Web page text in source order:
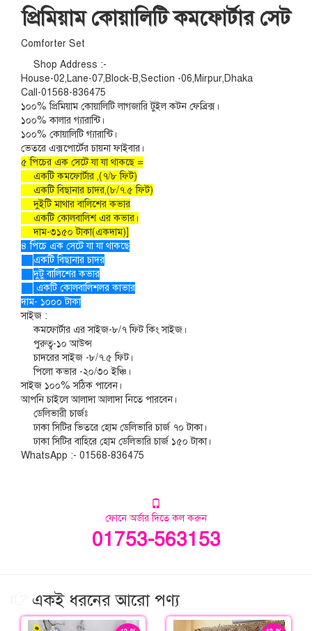
প্রিমিয়াম কোয়ালিটি কমফোর্টার সেট
Comforter Set
Shop Address :-
House-02,Lane-07,Block-B,Section -06,Mirpur,Dhaka
Call-01568-836475
১০০% প্রিমিয়াম কোয়ালিটি লাগজারি টুইল কটন ফেব্রিক্স।
১০০% কালার গ্যারান্টি।
১০০% কোয়ালিটি গ্যারান্টি।
ভেতরে এক্সপোর্টের চায়না ফাইবার।
৫ পিচের এক সেটে যা যা থাকছে =
একটি কমফোর্টার ,(৭/৮ ফিট)
একটি বিছানার চাদর,(৮/৭.৫ ফিট)
দুইটি মাথার বালিশের কভার
একটি কোলবালিশ এর কভার।
দাম-৩১৫০ টাকা(একদাম)]
৪ পিচে এক সেটে যা যা থাকছে
একটি বিছানার চাদর
দুটু বালিশের কভার
একটি কোলবালিশলর কাভার
দাম- ১০০০ টাকা
সাইজ :
কমফোর্টার এর সাইজ-৮/৭ ফিট কিং সাইজ।
পুরুত্ব-১০ আউন্স
চাদরের সাইজ -৮/৭.৫ ফিট।
পিলো কভার -২০/৩০ ইঞ্চি।
সাইজ ১০০% সঠিক পাবেন।
আপনি চাইলে আলাদা আলাদা নিতে পারবেন।
ডেলিভারী চার্জঃ
ঢাকা সিটির ভিতরে হোম ডেলিভারি চার্জ ৭০ টাকা।
ঢাকা সিটির বাহিরে হোম ডেলিভারি চার্জ ১৫০ টাকা।
WhatsApp :- 01568-836475
ফোনে অর্ডার দিতে কল করুন
01753-563153
একই ধরনের আরো পণ্য